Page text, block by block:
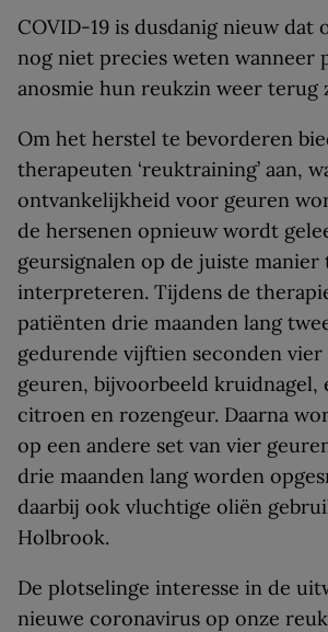
COVID-19 is dusdanig nieuw dat
nog niet precies weten wanneer
anosmie hun reukzin weer terug
Om het herstel te bevorderen
therapeuten ‘reuktraining’ aan,
ontvankelijkheid voor geuren
de hersenen opnieuw wordt
geursignalen op de juiste manier
interpreteren. Tijdens de
patiënten drie maanden lang
gedurende vijftien seconden
geuren, bijvoorbeeld kruidnagel,
citroen en rozengeur. Daarna
op een andere set van vier
drie maanden lang worden
daarbij ook vluchtige oliën
Holbrook.
De plotselinge interesse in de
nieuwe coronavirus op onze